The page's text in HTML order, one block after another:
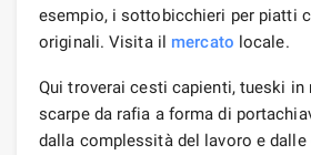
esempio, i sottobicchieri per piatti
originali. Visita il mercato locale.
Qui troverai cesti capienti, tueski in
scarpe da rafia a forma di
dalla complessità del lavoro e